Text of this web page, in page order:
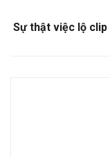
Sự thật việc lộ